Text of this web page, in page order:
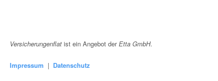
Versicherungenflat ist ein Angebot derEtta GmbH.
Impressum | Datenschutz